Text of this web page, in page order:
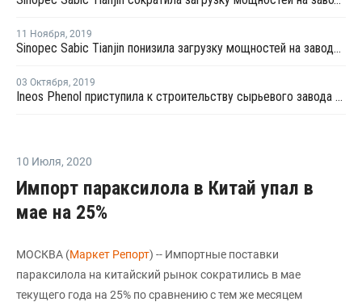
11 Ноября, 2019
Sinopec Sabic Tianjin понизила загрузку мощностей на заводе фенола и ацетона в Китае до 80%
03 Октября, 2019
Ineos Phenol приступила к строительству сырьевого завода для производства фенола в Германии
10 Июля, 2020
Импорт параксилола в Китай упал в
мае на 25%
МОСКВА (Маркет Репорт) -- Импортные поставки
параксилола на китайский рынок сократились в мае
текущего года на 25% по сравнению с тем же месяцем